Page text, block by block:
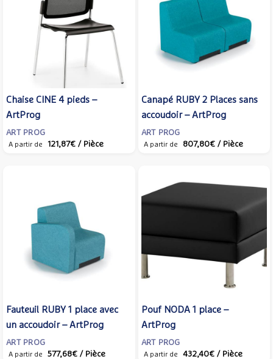
Chaise CINE 4 pieds –
ArtProg
ART PROG
A partir de 121,87€ / Pièce
Canapé RUBY 2 Places sans
accoudoir – ArtProg
ART PROG
A partir de 807,80€ / Pièce
Fauteuil RUBY 1 place avec
un accoudoir – ArtProg
ART PROG
A partir de 577,68€ / Pièce
Pouf NODA 1 place –
ArtProg
ART PROG
A partir de 432,40€ / Pièce